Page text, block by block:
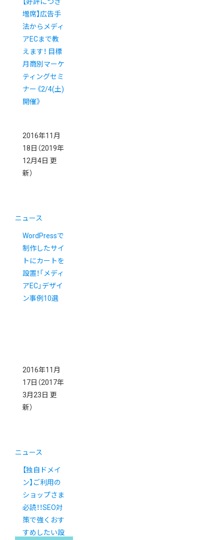
増席】広告手
法からメディ
アECまで教
えます！ 目標
月商別マーケ
ティングセミ
ナー《2/4(土)
開催》
2016年11月
18日 （2019年
12月4日 更
新）
ニュース
WordPressで
制作したサイ
トにカートを
設置！「メディ
アEC」デザイ
ン事例10選
2016年11月
17日 （2017年
3月23日 更
新）
ニュース
【独自ドメイ
ン】ご利用の
ショップさま
必読！！SEO対
策で強くおす
すめしたい設